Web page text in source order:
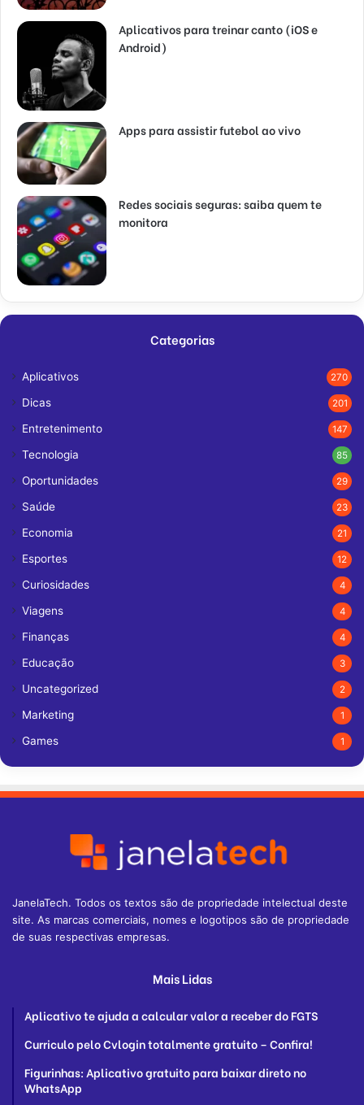
Aplicativos para treinar canto (iOS e
Android)
Apps para assistir futebol ao vivo
Redes sociais seguras: saiba quem te
monitora
Categorias
Aplicativos 270
Dicas 201
Entretenimento 147
Tecnologia 85
Oportunidades 29
Saúde 23
Economia 21
Esportes 12
Curiosidades 4
Viagens 4
Finanças 4
Educação 3
Uncategorized 2
Marketing 1
Games 1
JanelaTech. Todos os textos são de propriedade intelectual deste
site. As marcas comerciais, nomes e logotipos são de propriedade
de suas respectivas empresas.
Mais Lidas
Aplicativo te ajuda a calcular valor a receber do FGTS
Curriculo pelo Cvlogin totalmente gratuito – Confira!
Figurinhas: Aplicativo gratuito para baixar direto no
WhatsApp